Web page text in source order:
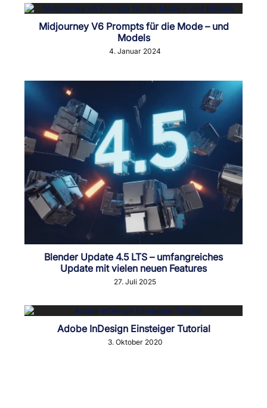
Midjourney V6 Prompts für die Mode – und
Models
4. Januar 2024
Blender Update 4.5 LTS – umfangreiches
Update mit vielen neuen Features
27. Juli 2025
Adobe InDesign Einsteiger Tutorial
3. Oktober 2020